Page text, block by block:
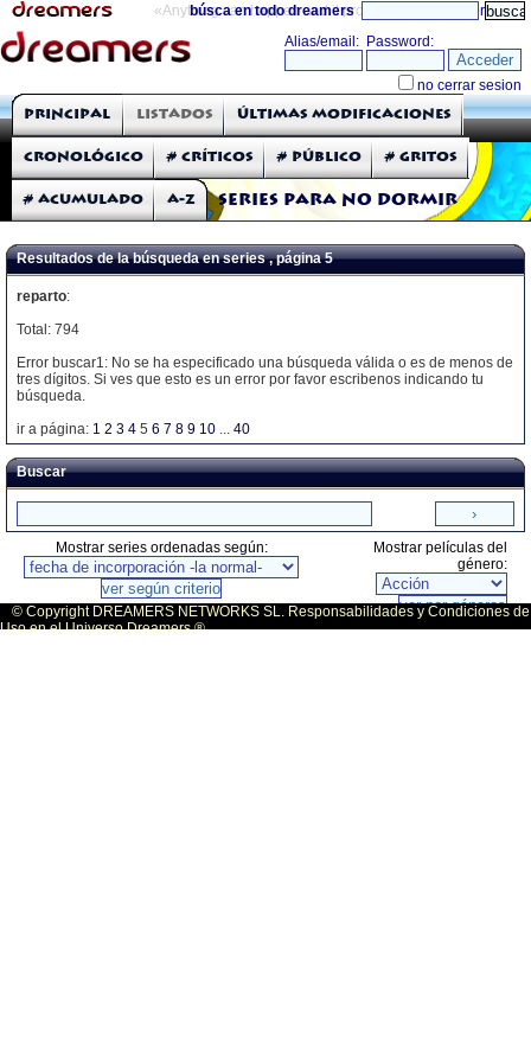
«Anything can happen and it probably will» directorio
búsca en todo dreamers
THE DREAMERS
Críticas: Series de TV
Series para no dormir
Principal Listados Últimas modificaciones
Cronológico # Críticos # Público # Gritos
# Acumulado A-Z
Resultados de la búsqueda en series , página 5
reparto:
Total: 794
Error buscar1: No se ha especificado una búsqueda válida o es de menos de
tres dígitos. Si ves que esto es un error por favor escribenos indicando tu
búsqueda.
ir a página: 1 2 3 4 5 6 7 8 9 10 ... 40
Buscar
Mostrar series ordenadas según:
Mostrar películas del
género:
© Copyright DREAMERS NETWORKS SL. Responsabilidades y Condiciones de
Uso en el Universo Dreamers ®